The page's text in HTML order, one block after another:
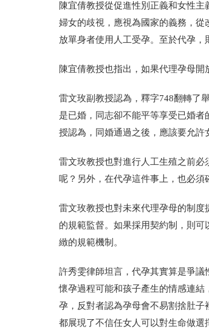
陳宜倩教授從促進性別正義和女性
婦女的歧視，應視為國家的義務，
放單身者使用人工受孕。至於代孕，
陳宜倩教授也指出，如果代理孕母
雷文玫副教授認為，釋字748翻轉了
是已婚，同志卻不能平等享受已婚
授認為，同婚通過之後，應該要允許
雷文玫教授也對進行人工生殖之前
呢？另外，在代孕這件事上，也必須
雷文玫教授也對未來代理孕母的制
的規範監督。如果採用契約制，則
緻的規範機制。
許秀雯律師坦言，代孕其實算是爭
懷孕過程可能和孩子產生的情感連
孕，反對者認為孕母會不易割捨肚
都展現了不信任女人可以對生命做選